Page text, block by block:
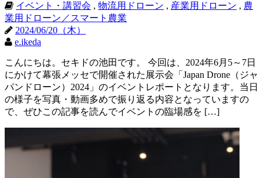
イベント・講習会 , 物流用ドローン , 産業用ドローン , 農
業用ドローン／スマート農業
2024/06/20（木）
e.ikeda
こんにちは。セキドの池田です。 今回は、2024年6月5～7日
にかけて幕張メッセで開催された展示会「Japan Drone（ジャ
パンドローン）2024」のイベントレポートとなります。当日
の様子を写真・動画多めで振り返る内容となっていますの
で、ぜひこの記事を読んでイベントの臨場感を […]